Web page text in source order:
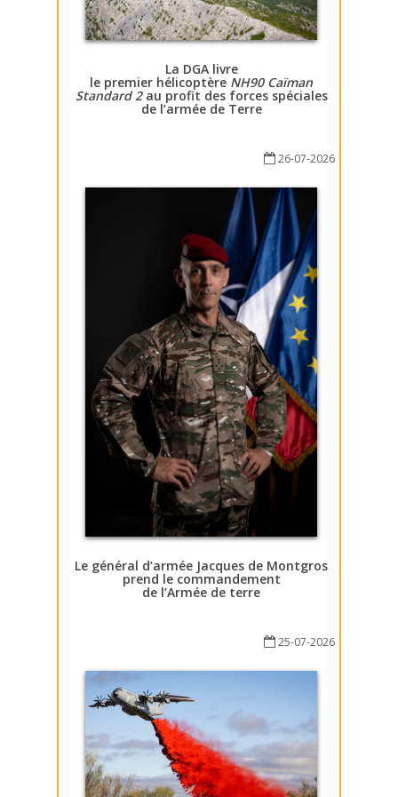
La DGA livre
le premier hélicoptère NH90 Caïman
Standard 2au profit des forces spéciales
de l’armée de Terre
26-07-2026
Le général d’armée Jacques de Montgros
prend le commandement
de l’Armée de terre
25-07-2026